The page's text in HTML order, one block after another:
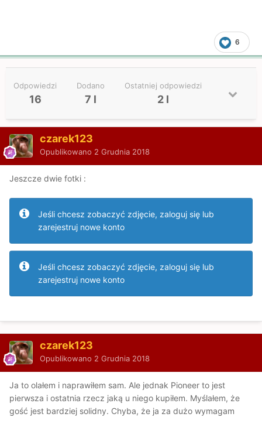
6
Odpowiedzi
16
Dodano
7 l
Ostatniej odpowiedzi
2 l
czarek123
Opublikowano 2 Grudnia 2018
Jeszcze dwie fotki :
Jeśli chcesz zobaczyć zdjęcie, zaloguj się lub
zarejestruj nowe konto
Jeśli chcesz zobaczyć zdjęcie, zaloguj się lub
zarejestruj nowe konto
czarek123
Opublikowano 2 Grudnia 2018
Ja to olałem i naprawiłem sam. Ale jednak Pioneer to jest
pierwsza i ostatnia rzecz jaką u niego kupiłem. Myślałem, że
gość jest bardziej solidny. Chyba, że ja za dużo wymagam